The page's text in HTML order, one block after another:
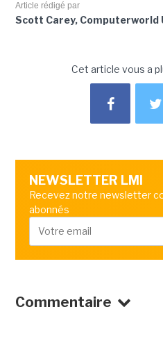
Article rédigé par
Scott Carey, Computerworld
Cet article vous a
NEWSLETTER LMI
Recevez notre newsletter
abonnés
Commentaire